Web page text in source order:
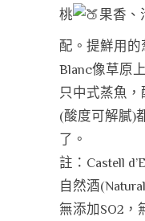
桃
果香、
配。提鮮用的
Blanc像草原
只中式蒸魚
(酸度可解膩)
了。
註：Castell
自然酒
無添加SO2，